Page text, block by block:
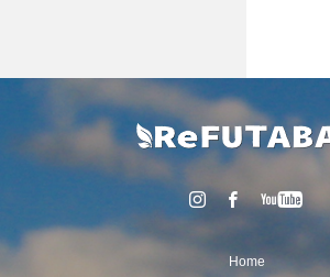
Home